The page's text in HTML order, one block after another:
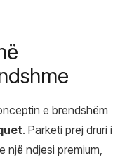
e brendshëm
. Parketi prej druri i
një ndjesi premium,